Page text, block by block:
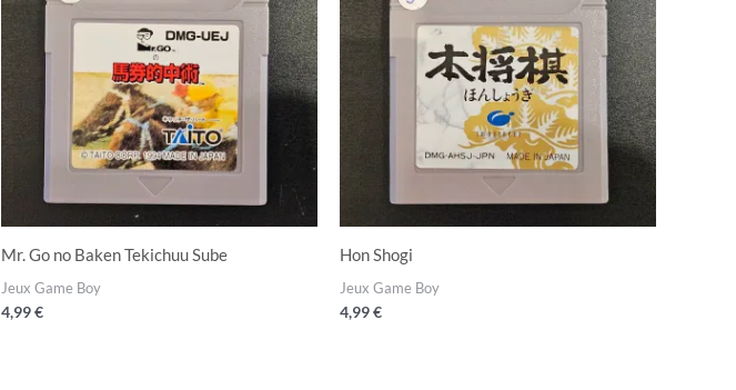
Mr. Go no Baken Tekichuu Sube
Jeux Game Boy
4,99€
Hon Shogi
Jeux Game Boy
4,99€